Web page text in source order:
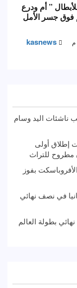
” أم ودرع
جسر الأمل
kasnews
ناشئات اليد وسام
إطلاق أولى
مطروح للتراث
بفوز
في نصف نهائي
بطولة العالم